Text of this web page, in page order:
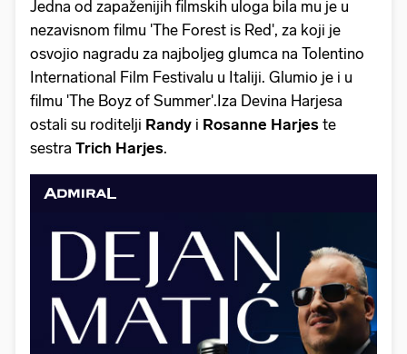
Jedna od zapaženijih filmskih uloga bila mu je u
nezavisnom filmu 'The Forest is Red', za koji je
osvojio nagradu za najboljeg glumca na Tolentino
International Film Festivalu u Italiji. Glumio je i u
filmu 'The Boyz of Summer'.Iza Devina Harjesa
ostali su roditelji Randy i Rosanne Harjes te
sestra Trich Harjes.